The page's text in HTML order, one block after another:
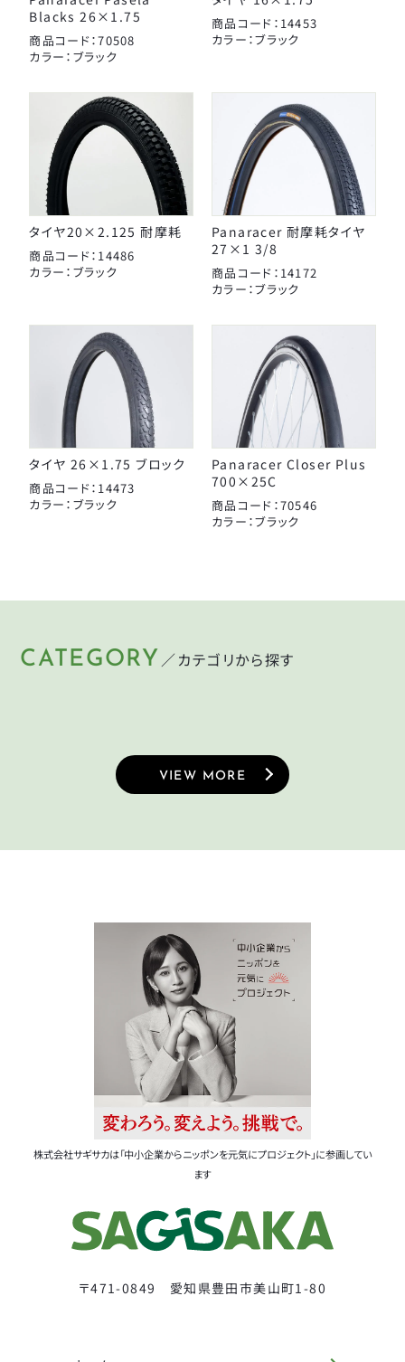
Blacks 26×1.75
商品コード：70508
カラー：ブラック
商品コード：14453
カラー：ブラック
タイヤ20×2.125 耐摩耗
商品コード：14486
カラー：ブラック
Panaracer 耐摩耗タイヤ
27×1 3/8
商品コード：14172
カラー：ブラック
タイヤ 26×1.75 ブロック
商品コード：14473
カラー：ブラック
Panaracer Closer Plus
700×25C
商品コード：70546
カラー：ブラック
CATEGORY ／カテゴリから探す
HELMET LIGHT
VIEW MORE
株式会社サギサカは「中小企業からニッポンを元気にプロジェクト」に参画してい
ます
〒471-0849 愛知県豊田市美山町1-80